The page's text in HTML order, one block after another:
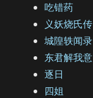
吃错药
义妖烧氏传
城隍轶闻录
东君解我意
逐日
四姐